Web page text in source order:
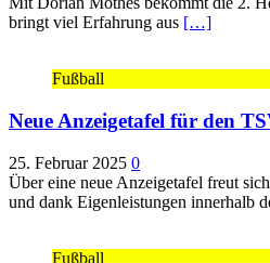
bringt viel Erfahrung aus […]
Fußball
Neue Anzeigetafel für den
25. Februar 2025 0
Über eine neue Anzeigetafel freut
und dank Eigenleistungen innerhalb
Fußball